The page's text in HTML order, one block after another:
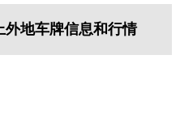
外地车牌信息和行情